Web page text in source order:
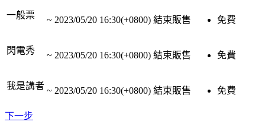
一般票 ~ 2023/05/20 16:30(+0800) 結束販售 免費
閃電秀 ~ 2023/05/20 16:30(+0800) 結束販售 免費
我是講者 ~ 2023/05/20 16:30(+0800) 結束販售 免費
下一步